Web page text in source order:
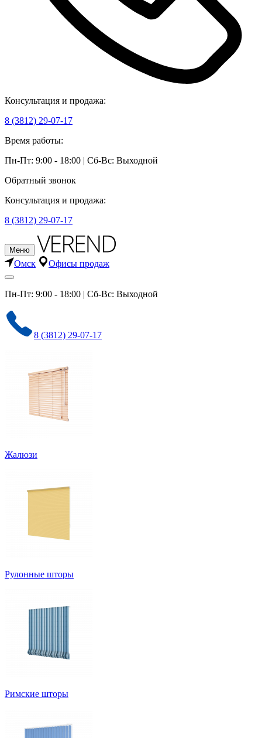
Консультация и продажа:
8 (3812) 29-07-17
Время работы:
Пн-Пт: 9:00 - 18:00 | Сб-Вс: Выходной
Обратный звонок
Консультация и продажа:
8 (3812) 29-07-17
Меню
Омск Офисы продаж
Пн-Пт: 9:00 - 18:00 | Сб-Вс: Выходной
8 (3812) 29-07-17
Жалюзи
Рулонные шторы
Римские шторы